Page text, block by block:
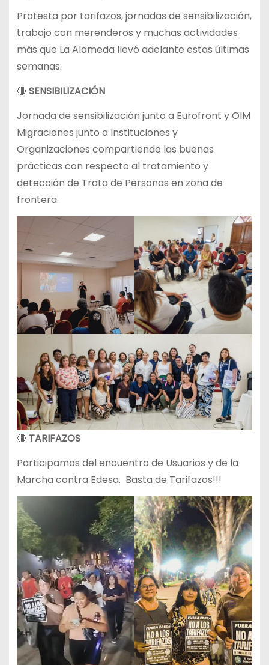
Protesta por tarifazos, jornadas de sensibilización,
trabajo con merenderos y muchas actividades
más que La Alameda llevó adelante estas últimas
semanas:
🔴 SENSIBILIZACIÓN
Jornada de sensibilización junto a Eurofront y OIM
Migraciones junto a Instituciones y
Organizaciones compartiendo las buenas
prácticas con respecto al tratamiento y
detección de Trata de Personas en zona de
frontera.
🔴 TARIFAZOS
Participamos del encuentro de Usuarios y de la
Marcha contra Edesa. Basta de Tarifazos!!!